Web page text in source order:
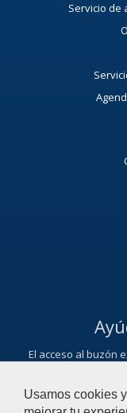
Usamos cookies
Servicio de
El acceso al buzón